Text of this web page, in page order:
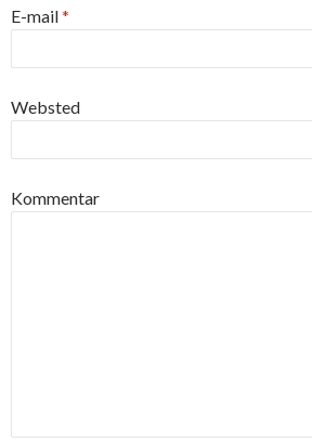
E-mail*
Websted
Kommentar